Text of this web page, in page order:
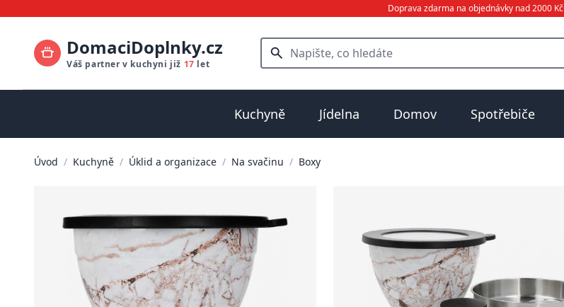
Doprava zdarma na objednávky nad 2000 Kč
DomaciDoplnky.cz
Váš partner v kuchyni již 17 let
Kuchyně Jídelna Domov Spotřebiče
Úvod / Kuchyně / Úklid a organizace / Na svačinu / Boxy